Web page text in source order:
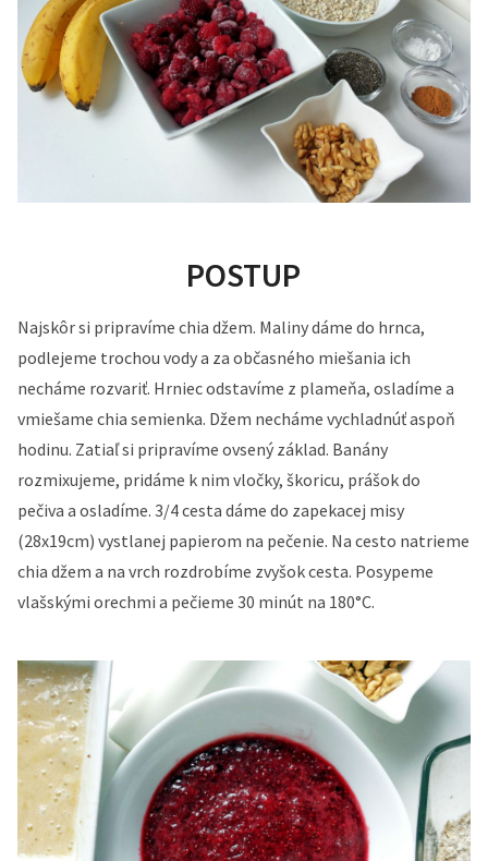
POSTUP
Najskôr si pripravíme chia džem. Maliny dáme do hrnca,
podlejeme trochou vody a za občasného miešania ich
necháme rozvariť. Hrniec odstavíme z plameňa, osladíme a
vmiešame chia semienka. Džem necháme vychladnúť aspoň
hodinu. Zatiaľ si pripravíme ovsený základ. Banány
rozmixujeme, pridáme k nim vločky, škoricu, prášok do
pečiva a osladíme. 3/4 cesta dáme do zapekacej misy
(28x19cm) vystlanej papierom na pečenie. Na cesto natrieme
chia džem a na vrch rozdrobíme zvyšok cesta. Posypeme
vlašskými orechmi a pečieme 30 minút na 180°C.